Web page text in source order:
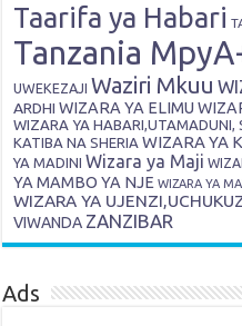
Taarifa ya Habari
Tanzania
UWEKEZAJI Waziri Mkuu
ARDHI WIZARA YA ELIMU
WIZARA YA HABARI,UTAMADUNI,
KATIBA NA SHERIA WIZARA YA
YA MADINI Wizara ya Maji
YA MAMBO YA NJE WIZARA YA
WIZARA YA
VIWANDA ZANZIBAR
Ads